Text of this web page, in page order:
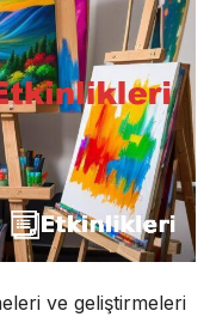
ve geliştirmeleri